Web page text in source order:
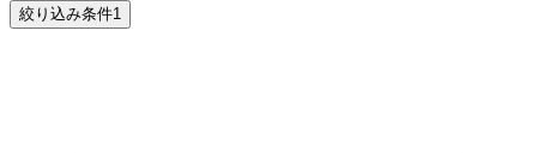
絞り込み条件1